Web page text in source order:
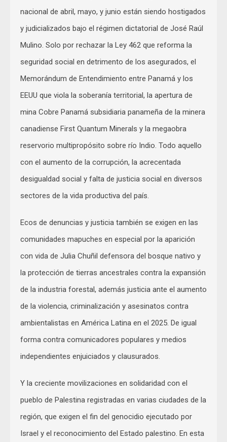
nacional de abril, mayo, y junio están siendo hostigados
y judicializados bajo el régimen dictatorial de José Raúl
Mulino. Solo por rechazar la Ley 462 que reforma la
seguridad social en detrimento de los asegurados, el
Memorándum de Entendimiento entre Panamá y los
EEUU que viola la soberanía territorial, la apertura de
mina Cobre Panamá subsidiaria panameña de la minera
canadiense First Quantum Minerals y la megaobra
reservorio multipropósito sobre río Indio. Todo aquello
con el aumento de la corrupción, la acrecentada
desigualdad social y falta de justicia social en diversos
sectores de la vida productiva del país.
Ecos de denuncias y justicia también se exigen en las
comunidades mapuches en especial por la aparición
con vida de Julia Chuñil defensora del bosque nativo y
la protección de tierras ancestrales contra la expansión
de la industria forestal, además justicia ante el aumento
de la violencia, criminalización y asesinatos contra
ambientalistas en América Latina en el 2025. De igual
forma contra comunicadores populares y medios
independientes enjuiciados y clausurados.
Y la creciente movilizaciones en solidaridad con el
pueblo de Palestina registradas en varias ciudades de la
región, que exigen el fin del genocidio ejecutado por
Israel y el reconocimiento del Estado palestino. En esta